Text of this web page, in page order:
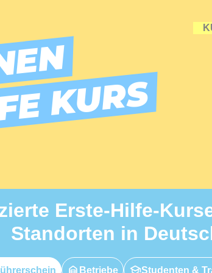
KURS
Erste-Hilfe-
Standorten in
Betriebe Studenten &